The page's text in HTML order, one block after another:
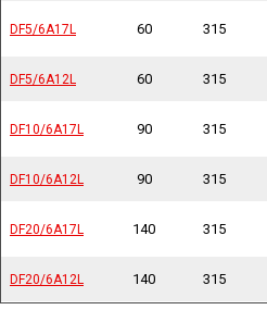
DF5/6A17L 60 315
DF5/6A12L 60 315
DF10/6A17L 90 315
DF10/6A12L 90 315
DF20/6A17L 140 315
DF20/6A12L 140 315
DF5/6A17L
DF5/6A12L
DF10/6A17L
DF10/6A12L
DF20/6A17L
DF20/6A12L